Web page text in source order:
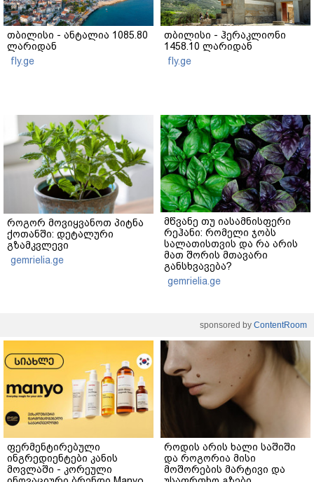
თბილისი - ანტალია 1085.80
ლარიდან
fly.ge
თბილისი - ჰერაკლიონი
1458.10 ლარიდან
fly.ge
როგორ მოვიყვანოთ პიტნა
ქოთანში: დეტალური
გზამკვლევი
gemrielia.ge
მწვანე თუ იასამნისფერი
რეჰანი: რომელი ჯობს
სალათისთვის და რა არის
მათ შორის მთავარი
განსხვავება?
gemrielia.ge
sponsored by ContentRoom
ფერმენტირებული
ინგრედიენტები კანის
მოვლაში - კორეული
როდის არის ხალი საშიში
და როგორია მისი
მოშორების მარტივი და